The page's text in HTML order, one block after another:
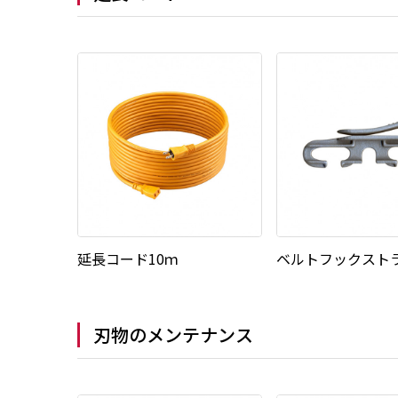
延長コード10ｍ ベルトフックスト
刃物のメンテナンス